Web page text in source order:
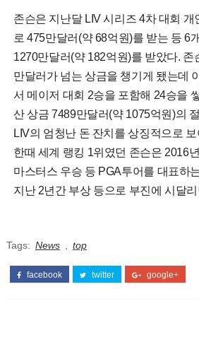
존슨은 지난달 LIV 시리즈 4차 대회 개
로 475만달러(약 68억원)를 받는 등 6
1270만달러(약 182억원)를 받았다. 존
만달러가 넘는 상금을 챙기게 됐는데
서 메이저 대회 2승을 포함해 24승을
산 상금 7489만달러(약 1075억원)의
LIV의 엄청난 돈 잔치를 상징적으로
한때 세계 랭킹 1위였던 존슨은 2016
마스터스 우승 등 PGA투어를 대표하
지난 2년간 부상 등으로 부진에 시달
Tags: News top
facebook twitter google+